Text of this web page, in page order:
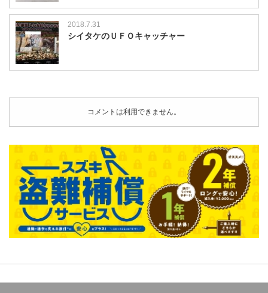
2018.7.31
シイタケのＵＦＯキャッチャー
コメントは利用できません。